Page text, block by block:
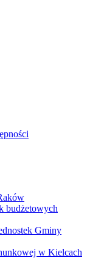
budżetowych
Gminy
w Kielcach